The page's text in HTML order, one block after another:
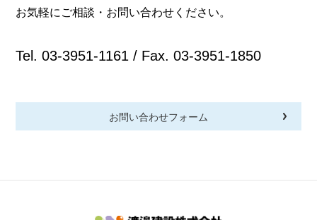
お気軽にご相談・お問い合わせください。
Tel. 03-3951-1161 / Fax. 03-3951-1850
お問い合わせフォーム